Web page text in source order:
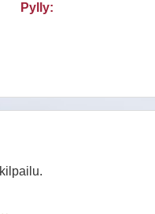
Pylly:
kilpailu.